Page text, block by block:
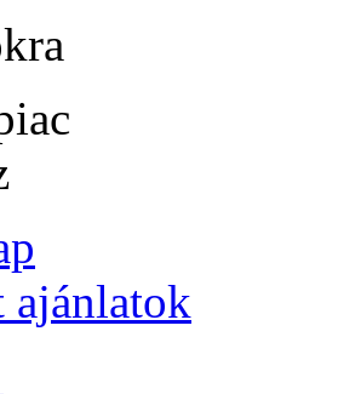
ajánlatok